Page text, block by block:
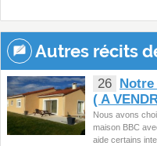
Autres récits
26
( A
Nous avons
maison BBC
aide certains